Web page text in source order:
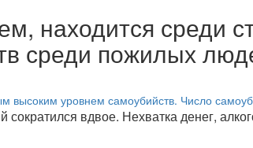
находится среди
среди пожилых
вдвое. Нехватка денег,